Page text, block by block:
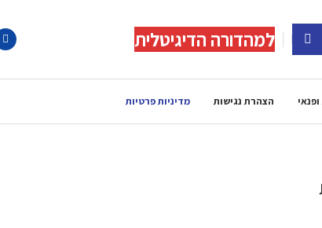
למהדורה הדיגיטלית
הצהרת נגישות מדיניות פרטיות